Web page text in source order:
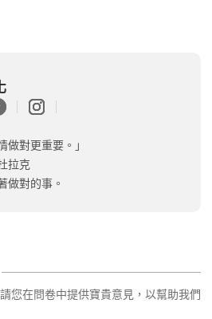
做對更重要。」
拉克
做對的事。
您在問卷中提供寶貴意見，以幫助我們